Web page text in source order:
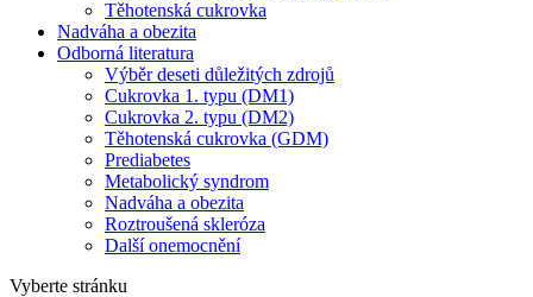
Těhotenská cukrovka
Nadváha a obezita
Odborná literatura
Výběr deseti důležitých zdrojů
Cukrovka 1. typu (DM1)
Cukrovka 2. typu (DM2)
Těhotenská cukrovka (GDM)
Prediabetes
Metabolický syndrom
Nadváha a obezita
Roztroušená skleróza
Další onemocnění
Vyberte stránku